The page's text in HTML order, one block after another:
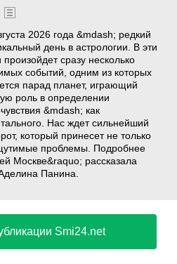
2026 года &mdash; редкий
день в астрологии. В эти
произойдет сразу несколько
событий, одним из которых
парад планет, играющий
роль в определении
&mdash; как
Нас ждет сильнейший
который принесет не только
проблемы. Подробнее
Москве&raquo; рассказала
Панина.
Smi24.net